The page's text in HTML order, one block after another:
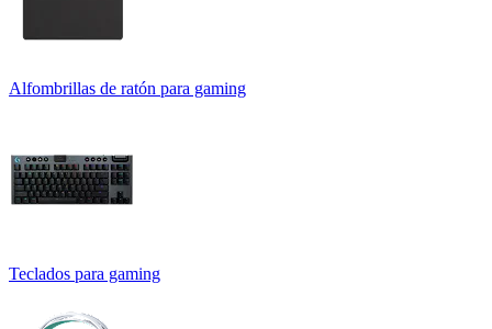
Alfombrillas de ratón para gaming
Teclados para gaming